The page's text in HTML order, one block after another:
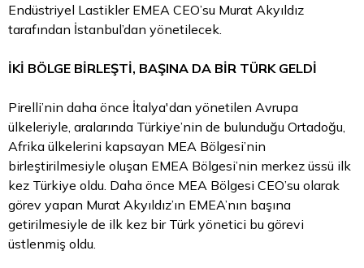
Endüstriyel Lastikler EMEA CEO’su Murat Akyıldız
tarafından İstanbul’dan yönetilecek.
İKİ BÖLGE BİRLEŞTİ, BAŞINA DA BİR TÜRK GELDİ
Pirelli’nin daha önce İtalya'dan yönetilen Avrupa
ülkeleriyle, aralarında Türkiye’nin de bulunduğu Ortadoğu,
Afrika ülkelerini kapsayan MEA Bölgesi’nin
birleştirilmesiyle oluşan EMEA Bölgesi’nin merkez üssü ilk
kez Türkiye oldu. Daha önce MEA Bölgesi CEO’su olarak
görev yapan Murat Akyıldız’ın EMEA’nın başına
getirilmesiyle de ilk kez bir Türk yönetici bu görevi
üstlenmiş oldu.